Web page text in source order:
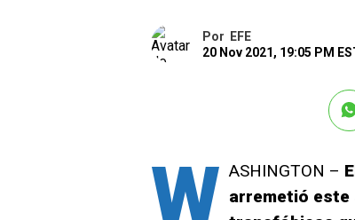
Por
EFE
20 Nov 2021, 19:05 PM
W ASHINGTON –
arremetió este